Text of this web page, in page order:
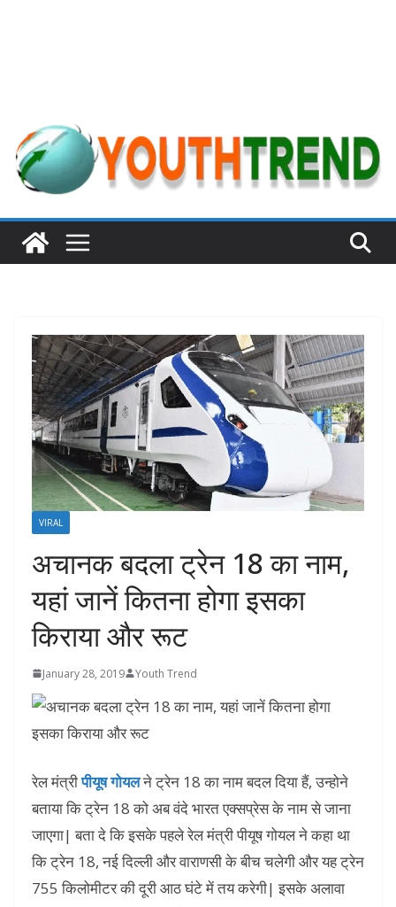
VIRAL
अचानक बदला ट्रेन 18 का नाम,
यहां जानें कितना होगा इसका
किराया और रूट
January 28, 2019 Youth Trend
रेल मंत्रीपीयूष गोयलने ट्रेन 18 का नाम बदल दिया हैं, उन्होने
बताया कि ट्रेन 18 को अब वंदे भारत एक्सप्रेस के नाम से जाना
जाएगा| बता दे कि इसके पहले रेल मंत्री पीयूष गोयल ने कहा था
कि ट्रेन 18, नई दिल्ली और वाराणसी के बीच चलेगी और यह ट्रेन
755 किलोमीटर की दूरी आठ घंटे में तय करेगी| इसके अलावा